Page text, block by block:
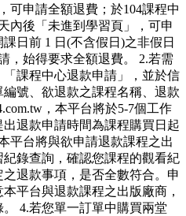
可申請全額退費；於104課程中
內後「未進到學習頁」，可申
日前 1 日(不含假日)之非假日
，始得要求全額退費。 2.若需
課程中心退款申請」，並於信
號、欲退款之課程名稱、退款
，本平台將於5-7個工作
退款申請時間為課程購買日起
平台將與欲申請退款課程之出
錄查詢，確認您課程的觀看紀
退款事項，是否全數符合。申
平台與退款課程之出版廠商，
4.若您單一訂單中購買兩堂